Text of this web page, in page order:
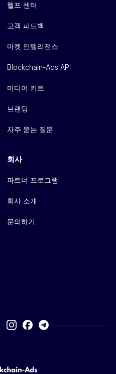
헬프 센터
고객 피드백
마켓 인텔리전스
Blockchain-Ads API
미디어 키트
브랜딩
자주 묻는 질문
회사
파트너 프로그램
회사 소개
문의하기